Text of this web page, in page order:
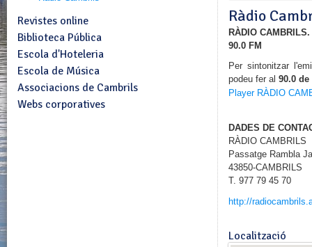
Revistes online
Biblioteca Pública
Escola d'Hoteleria
Escola de Música
Associacions de Cambrils
Webs corporatives
Ràdio
RÀDIO CAMBRILS.
90.0 FM
Per sintonitzar
podeu fer al 90.0
Player RÀDIO
DADES DE
RÀDIO CAMBRILS
Passatge Rambla
43850-CAMBRILS
T. 977 79 45 70
http://
Localització